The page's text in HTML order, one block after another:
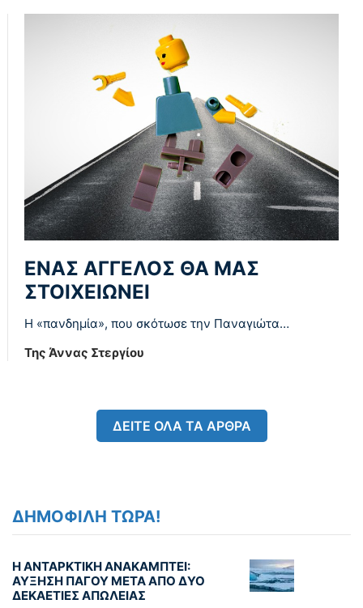
ΕΝΑΣ ΑΓΓΕΛΟΣ ΘΑ ΜΑΣ
ΣΤΟΙΧΕΙΩΝΕΙ
Η «πανδημία», που σκότωσε την Παναγιώτα…
Της Άννας Στεργίου
ΔΕΙΤΕ ΟΛΑ ΤΑ ΑΡΘΡΑ
ΔΗΜΟΦΙΛΗ ΤΩΡΑ!
Η ΑΝΤΑΡΚΤΙΚΗ ΑΝΑΚΑΜΠΤΕΙ:
ΑΥΞΗΣΗ ΠΑΓΟΥ ΜΕΤΑ ΑΠΟ ΔΥΟ
ΔΕΚΑΕΤΙΕΣ ΑΠΩΛΕΙΑΣ